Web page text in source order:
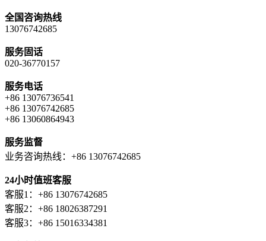
全国咨询热线
13076742685
服务固话
020-36770157
服务电话
+86 13076736541
+86 13076742685
+86 13060864943
服务监督
业务咨询热线：+86 13076742685
24小时值班客服
客服1：+86 13076742685
客服2：+86 18026387291
客服3：+86 15016334381